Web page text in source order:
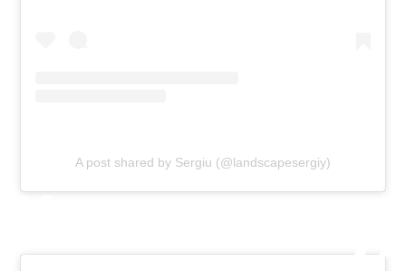
A post shared by Sergiu (@landscapesergiy)